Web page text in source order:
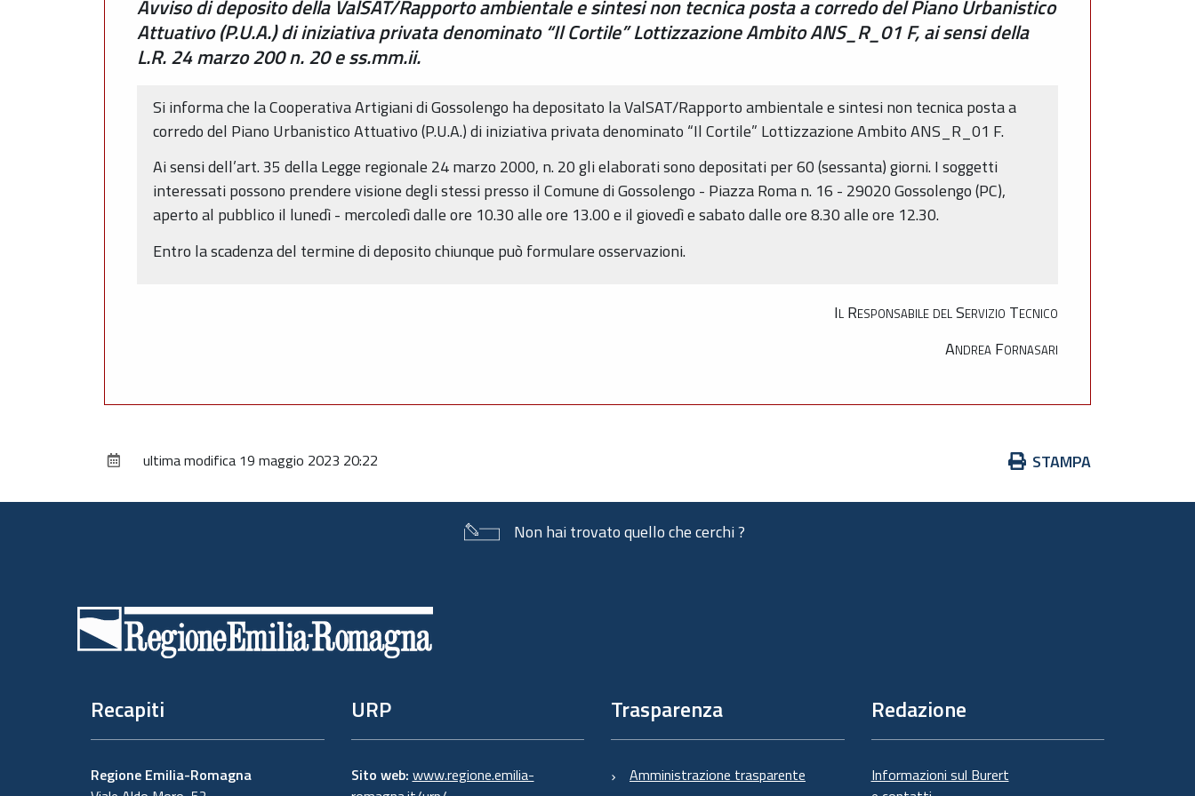
Avviso di deposito della ValSAT/Rapporto ambientale e sintesi non tecnica posta a corredo del Piano Urbanistico
Attuativo (P.U.A.) di iniziativa privata denominato “Il Cortile” Lottizzazione Ambito ANS_R_01 F, ai sensi della
L.R. 24 marzo 200 n. 20 e ss.mm.ii.
Si informa che la Cooperativa Artigiani di Gossolengo ha depositato la ValSAT/Rapporto ambientale e sintesi non tecnica posta a
corredo del Piano Urbanistico Attuativo (P.U.A.) di iniziativa privata denominato “Il Cortile” Lottizzazione Ambito ANS_R_01 F.
Ai sensi dell’art. 35 della Legge regionale 24 marzo 2000, n. 20 gli elaborati sono depositati per 60 (sessanta) giorni. I soggetti
interessati possono prendere visione degli stessi presso il Comune di Gossolengo - Piazza Roma n. 16 - 29020 Gossolengo (PC),
aperto al pubblico il lunedì - mercoledì dalle ore 10.30 alle ore 13.00 e il giovedì e sabato dalle ore 8.30 alle ore 12.30.
Entro la scadenza del termine di deposito chiunque può formulare osservazioni.
Il Responsabile del Servizio Tecnico
Andrea Fornasari
Azioni
documento
STAMPA
ultima modifica 19 maggio 2023 20:22
Non hai trovato quello che cerchi ?
Recapiti
Regione Emilia-Romagna
URP
Sito web: www.regione.emilia-
Trasparenza
Amministrazione trasparente
Redazione
Informazioni sul Burert